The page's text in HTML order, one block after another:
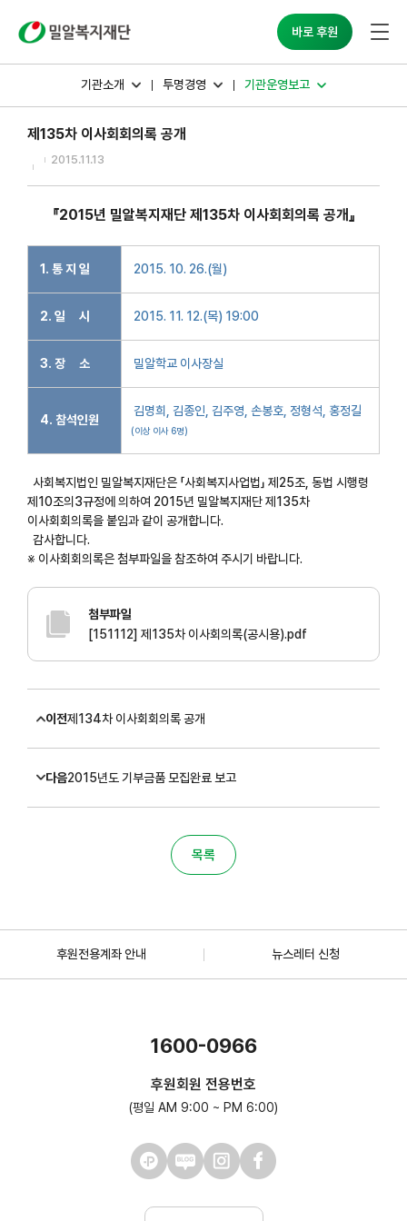
바로 후원
기관소개 투명경영 기관운영보고
제135차 이사회회의록 공개
2015.11.13
『2015년 밀알복지재단 제135차 이사회회의록 공개』
1. 통 지 일 2015. 10. 26.(월)
2. 일 시 2015. 11. 12.(목) 19:00
3. 장 소 밀알학교 이사장실
4. 참석인원
김명희, 김종인, 김주영, 손봉호, 정형석, 홍정길
(이상 이사 6명)
사회복지법인 밀알복지재단은 「사회복지사업법」 제25조, 동법 시행령
제10조의3규정에 의하여 2015년 밀알복지재단 제135차
이사회회의록을 붙임과 같이 공개합니다.
감사합니다.
※ 이사회회의록은 첨부파일을 참조하여 주시기 바랍니다.
첨부파일
[151112] 제135차 이사회의록(공시용).pdf
이전제134차 이사회회의록 공개
다음2015년도 기부금품 모집완료 보고
목록
후원전용계좌 안내 뉴스레터 신청
1600-0966
후원회원 전용번호
(평일 AM 9:00 ~ PM 6:00)